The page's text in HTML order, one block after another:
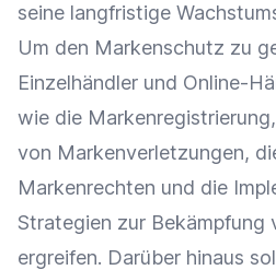
seine langfristige
Um den Markenschutz zu
Einzelhändler und Online-
wie die
von Markenverletzungen,
Markenrechten und die
Strategien zur Bekämpfung
ergreifen. Darüber hinaus